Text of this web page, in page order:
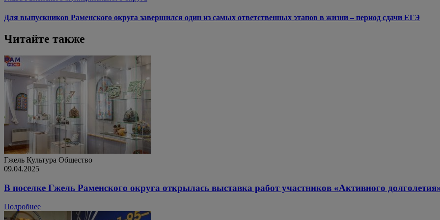
Для выпускников Раменского округа завершился один из самых ответственных этапов в жизни – период сдачи ЕГЭ
Читайте также
Гжель Культура Общество
09.04.2025
В поселке Гжель Раменского округа открылась выставка работ участников «Активного
Подробнее